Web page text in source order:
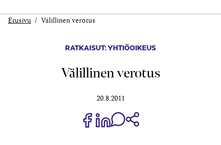
Etusivu Välillinen verotus
RATKAISUT: YHTIÖOIKEUS
Välillinen verotus
20.8.2011
Jaa Share on Facebook
Jaa Share on LinkedIn
Jaa WhatsApp-viestinä